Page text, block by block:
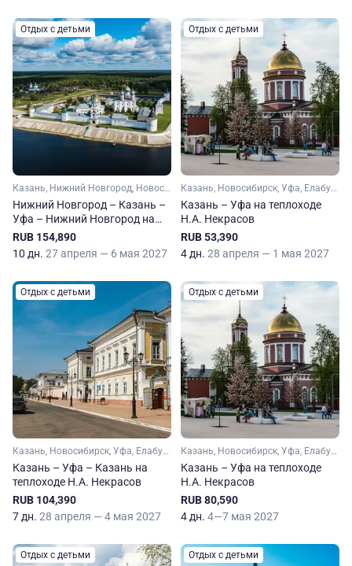
Отдых с детьми
Казань, Нижний Новгород, Новосибирск, Уфа, Чебоксары, Елабуга, Чистополь
Нижний Новгород – Казань –
Уфа – Нижний Новгород на
теплоходе Россия
RUB 154,890
10 дн. 27 апреля — 6 мая 2027
Отдых с детьми
Казань, Новосибирск, Уфа, Елабуга
Казань – Уфа на теплоходе
Н.А. Некрасов
RUB 53,390
4 дн. 28 апреля — 1 мая 2027
Отдых с детьми
Казань, Новосибирск, Уфа, Елабуга, Чистополь
Казань – Уфа – Казань на
теплоходе Н.А. Некрасов
RUB 104,390
7 дн. 28 апреля — 4 мая 2027
Отдых с детьми
Казань, Новосибирск, Уфа, Елабуга
Казань – Уфа на теплоходе
Н.А. Некрасов
RUB 80,590
4 дн. 4—7 мая 2027
Отдых с детьми Отдых с детьми